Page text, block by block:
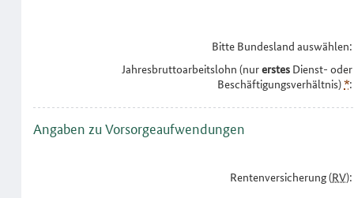
Bitte Bundesland auswählen:
Jahresbruttoarbeitslohn (nurerstes Dienst- oder
Beschäftigungsverhältnis)*:
Angaben zu Vorsorgeaufwendungen
Rentenversicherung (RV):